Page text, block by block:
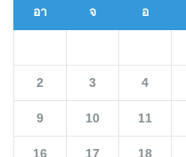
อา จ อ
2 3 4
9 10 11
16 17 18